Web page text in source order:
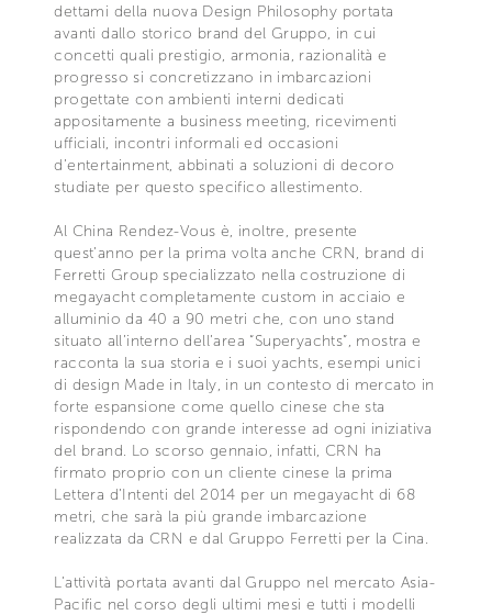
dettami della nuova Design Philosophy portata
avanti dallo storico brand del Gruppo, in cui
concetti quali prestigio, armonia, razionalità e
progresso si concretizzano in imbarcazioni
progettate con ambienti interni dedicati
appositamente a business meeting, ricevimenti
ufficiali, incontri informali ed occasioni
d’entertainment, abbinati a soluzioni di decoro
studiate per questo specifico allestimento.
Al China Rendez-Vous è, inoltre, presente
quest’anno per la prima volta anche CRN, brand di
Ferretti Group specializzato nella costruzione di
megayacht completamente custom in acciaio e
alluminio da 40 a 90 metri che, con uno stand
situato all’interno dell’area “Superyachts”, mostra e
racconta la sua storia e i suoi yachts, esempi unici
di design Made in Italy, in un contesto di mercato in
forte espansione come quello cinese che sta
rispondendo con grande interesse ad ogni iniziativa
del brand. Lo scorso gennaio, infatti, CRN ha
firmato proprio con un cliente cinese la prima
Lettera d’Intenti del 2014 per un megayacht di 68
metri, che sarà la più grande imbarcazione
realizzata da CRN e dal Gruppo Ferretti per la Cina.
L’attività portata avanti dal Gruppo nel mercato Asia-
Pacific nel corso degli ultimi mesi e tutti i modelli